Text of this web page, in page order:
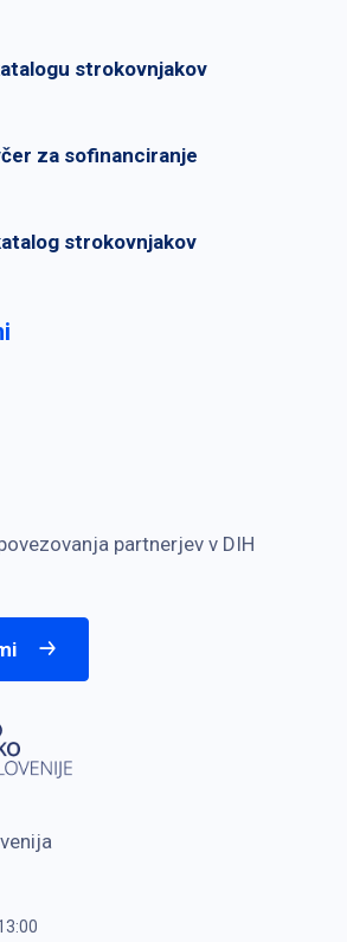
strokovnjakov
za sofinanciranje
strokovnjakov
partnerjev v DIH